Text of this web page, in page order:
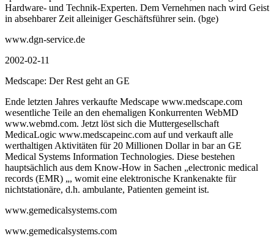
Hardware- und Technik-Experten. Dem Vernehmen nach wird Geist
in absehbarer Zeit alleiniger Geschäftsführer sein. (bge)
www.dgn-service.de
2002-02-11
Medscape: Der Rest geht an GE
Ende letzten Jahres verkaufte Medscape www.medscape.com
wesentliche Teile an den ehemaligen Konkurrenten WebMD
www.webmd.com. Jetzt löst sich die Muttergesellschaft
MedicaLogic www.medscapeinc.com auf und verkauft alle
werthaltigen Aktivitäten für 20 Millionen Dollar in bar an GE
Medical Systems Information Technologies. Diese bestehen
hauptsächlich aus dem Know-How in Sachen „electronic medical
records (EMR) „, womit eine elektronische Krankenakte für
nichtstationäre, d.h. ambulante, Patienten gemeint ist.
www.gemedicalsystems.com
www.gemedicalsystems.com